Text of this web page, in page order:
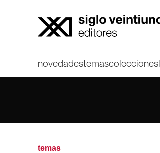
novedadestemascolecciones
temas